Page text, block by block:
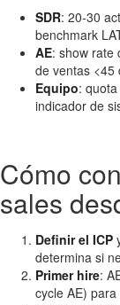
SDR: 20-30
benchmark
AE: show rate
de ventas <45
Equipo:
indicador de
Cómo
sales
Definir el ICP
determina si
Primer hire:
cycle AE)